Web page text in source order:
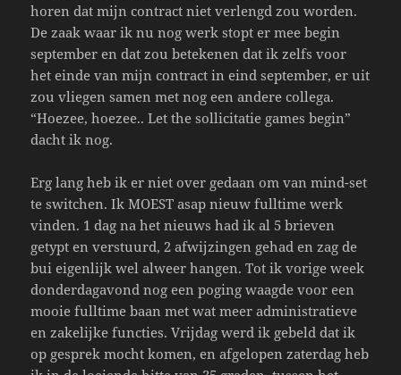
horen dat mijn contract niet verlengd zou worden.
De zaak waar ik nu nog werk stopt er mee begin
september en dat zou betekenen dat ik zelfs voor
het einde van mijn contract in eind september, er uit
zou vliegen samen met nog een andere collega.
“Hoezee, hoezee.. Let the sollicitatie games begin”
dacht ik nog.
Erg lang heb ik er niet over gedaan om van mind-set
te switchen. Ik MOEST asap nieuw fulltime werk
vinden. 1 dag na het nieuws had ik al 5 brieven
getypt en verstuurd, 2 afwijzingen gehad en zag de
bui eigenlijk wel alweer hangen. Tot ik vorige week
donderdagavond nog een poging waagde voor een
mooie fulltime baan met wat meer administratieve
en zakelijke functies. Vrijdag werd ik gebeld dat ik
op gesprek mocht komen, en afgelopen zaterdag heb